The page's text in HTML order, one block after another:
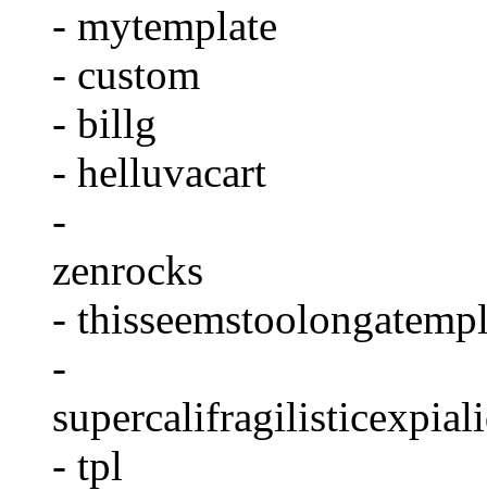
- mytemplate
- custom
- billg
- helluvacart
-
zenrocks
-
-
- tpl